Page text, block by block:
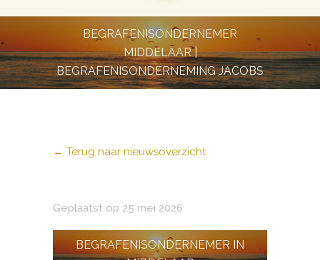
BEGRAFENISONDERNEMER
MIDDELAAR |
BEGRAFENISONDERNEMING JACOBS
← Terug naar nieuwsoverzicht
Geplaatst op 25 mei 2026
BEGRAFENISONDERNEMER IN